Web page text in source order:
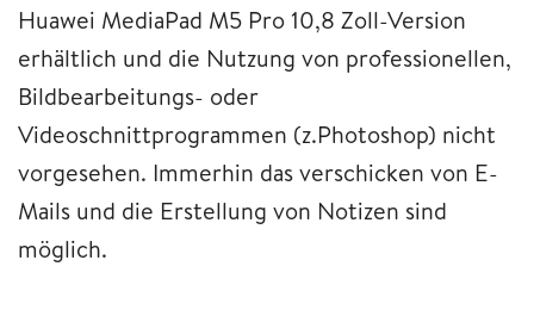
Huawei MediaPad M5 Pro 10,8 Zoll-Version
erhältlich und die Nutzung von professionellen,
Bildbearbeitungs- oder
Videoschnittprogrammen (z.Photoshop) nicht
vorgesehen. Immerhin das verschicken von E-
Mails und die Erstellung von Notizen sind
möglich.